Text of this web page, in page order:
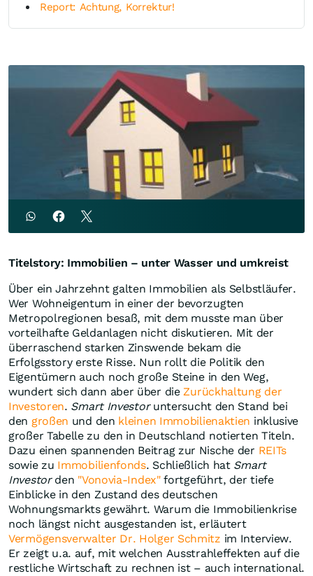
Report: Achtung, Korrektur!
Titelstory: Immobilien – unter Wasser und umkreist
Über ein Jahrzehnt galten Immobilien als Selbstläufer.
Wer Wohneigentum in einer der bevorzugten
Metropolregionen besaß, mit dem musste man über
vorteilhafte Geldanlagen nicht diskutieren. Mit der
überraschend starken Zinswende bekam die
Erfolgsstory erste Risse. Nun rollt die Politik den
Eigentümern auch noch große Steine in den Weg,
wundert sich dann aber über dieZurückhaltung der
Investoren. Smart Investoruntersucht den Stand bei
den großen und den kleinen Immobilienaktien inklusive
großer Tabelle zu den in Deutschland notierten Titeln.
Dazu einen spannenden Beitrag zur Nische der REITs
sowie zu Immobilienfonds. Schließlich hat Smart
Investorden "Vonovia-Index"fortgeführt, der tiefe
Einblicke in den Zustand des deutschen
Wohnungsmarkts gewährt. Warum die Immobilienkrise
noch längst nicht ausgestanden ist, erläutert
Vermögensverwalter Dr. Holger Schmitz im Interview.
Er zeigt u.a. auf, mit welchen Ausstrahleffekten auf die
restliche Wirtschaft zu rechnen ist – auch international.